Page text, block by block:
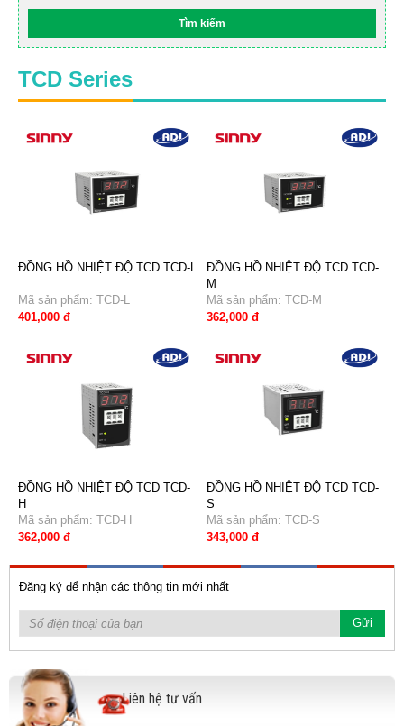
TCD Series
ĐỒNG HỒ NHIỆT ĐỘ TCD TCD-L
Mã sản phẩm: TCD-L
401,000 đ
ĐỒNG HỒ NHIỆT ĐỘ TCD TCD-
M
Mã sản phẩm: TCD-M
362,000 đ
ĐỒNG HỒ NHIỆT ĐỘ TCD TCD-
H
Mã sản phẩm: TCD-H
362,000 đ
ĐỒNG HỒ NHIỆT ĐỘ TCD TCD-
S
Mã sản phẩm: TCD-S
343,000 đ
Đăng ký để nhận các thông tin mới nhất
Liên hệ tư vấn